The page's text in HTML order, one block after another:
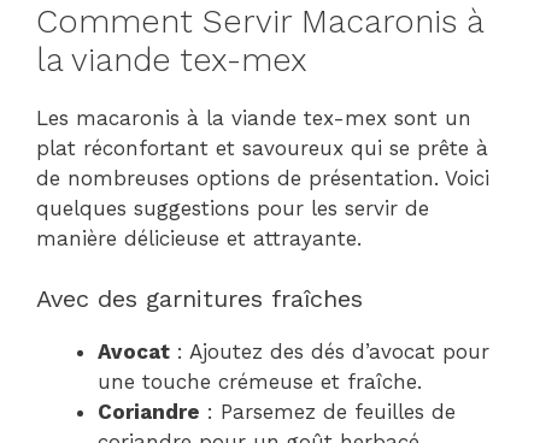
Comment Servir Macaronis à
la viande tex-mex
Les macaronis à la viande tex-mex sont un
plat réconfortant et savoureux qui se prête à
de nombreuses options de présentation. Voici
quelques suggestions pour les servir de
manière délicieuse et attrayante.
Avec des garnitures fraîches
Avocat : Ajoutez des dés d’avocat pour
une touche crémeuse et fraîche.
Coriandre : Parsemez de feuilles de